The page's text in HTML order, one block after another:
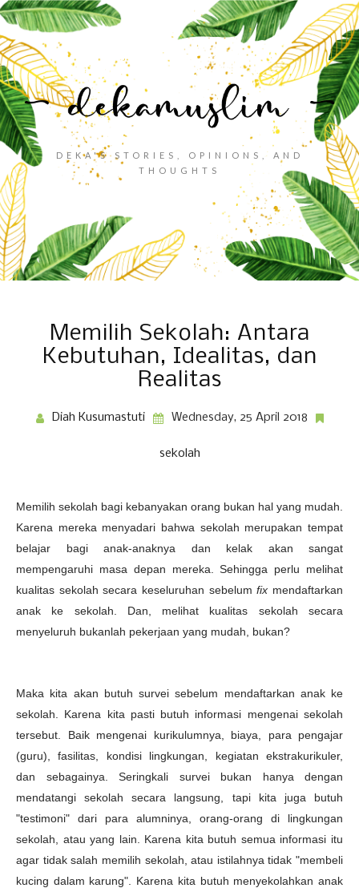
DEKA'S STORIES, OPINIONS, AND
THOUGHTS
Memilih Sekolah: Antara
Kebutuhan, Idealitas, dan
Realitas
Diah Kusumastuti Wednesday, 25 April 2018
sekolah
Memilih sekolah bagi kebanyakan orang bukan hal yang mudah.
Karena mereka menyadari bahwa sekolah merupakan tempat
belajar bagi anak-anaknya dan kelak akan sangat
mempengaruhi masa depan mereka. Sehingga perlu melihat
kualitas sekolah secara keseluruhan sebelumfix mendaftarkan
anak ke sekolah. Dan, melihat kualitas sekolah secara
menyeluruh bukanlah pekerjaan yang mudah, bukan?
Maka kita akan butuh survei sebelum mendaftarkan anak ke
sekolah. Karena kita pasti butuh informasi mengenai sekolah
tersebut. Baik mengenai kurikulumnya, biaya, para pengajar
(guru), fasilitas, kondisi lingkungan, kegiatan ekstrakurikuler,
dan sebagainya. Seringkali survei bukan hanya dengan
mendatangi sekolah secara langsung, tapi kita juga butuh
"testimoni" dari para alumninya, orang-orang di lingkungan
sekolah, atau yang lain. Karena kita butuh semua informasi itu
agar tidak salah memilih sekolah, atau istilahnya tidak "membeli
kucing dalam karung". Karena kita butuh menyekolahkan anak